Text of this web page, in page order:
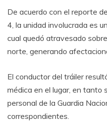
De acuerdo con el reporte
4, la unidad involucrada es
cual quedó atravesado
norte, generando
El conductor del tráiler
médica en el lugar, en tanto
personal de la Guardia
correspondientes.